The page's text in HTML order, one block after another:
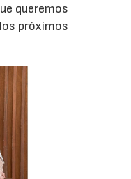
queremos
próximos